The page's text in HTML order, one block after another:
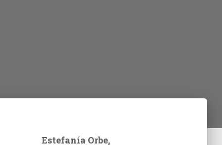
Estefanía Orbe,